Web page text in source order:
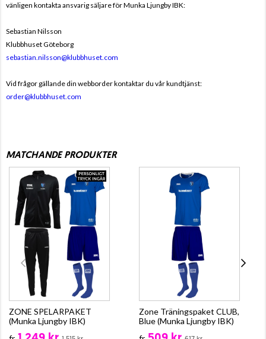
vänligen kontakta ansvarig säljare för Munka Ljungby IBK:
Sebastian Nilsson
Klubbhuset Göteborg
sebastian.nilsson@klubbhuset.com
Vid frågor gällande din webborder kontaktar du vår kundtjänst:
order@klubbhuset.com
MATCHANDE PRODUKTER
ZONE SPELARPAKET
(Munka Ljungby IBK)
Zone Träningspaket CLUB,
Blue (Munka Ljungby IBK)